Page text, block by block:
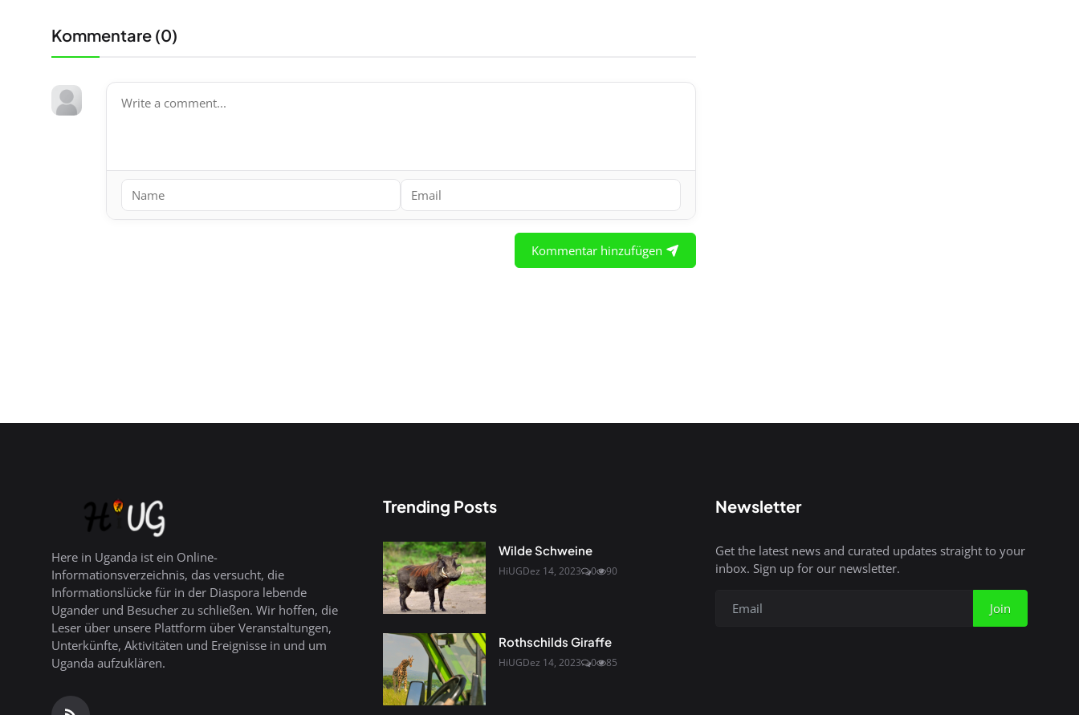
Kommentare (0)
Kommentar hinzufügen
Here in Uganda ist ein Online-
Informationsverzeichnis, das versucht, die
Informationslücke für in der Diaspora lebende
Ugander und Besucher zu schließen. Wir hoffen, die
Leser über unsere Plattform über Veranstaltungen,
Unterkünfte, Aktivitäten und Ereignisse in und um
Uganda aufzuklären.
Trending Posts
Wilde Schweine
HiUGDez 14, 2023 0 90
Rothschilds Giraffe
HiUGDez 14, 2023 0 85
Newsletter
Get the latest news and curated updates straight to your
inbox. Sign up for our newsletter.
Join